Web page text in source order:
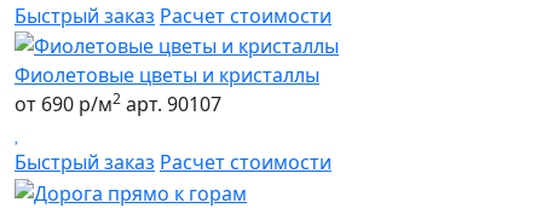
Быстрый заказ Расчет стоимости
Фиолетовые цветы и кристаллы
от 690 р/м2 арт. 90107
Быстрый заказ Расчет стоимости